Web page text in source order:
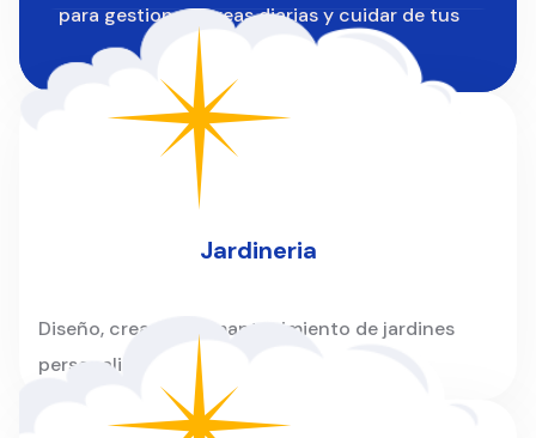
para gestionar tareas diarias y cuidar de tus
instalaciones.
Jardineria
Diseño, creación y mantenimiento de jardines
personalizados para hogares y empresas.